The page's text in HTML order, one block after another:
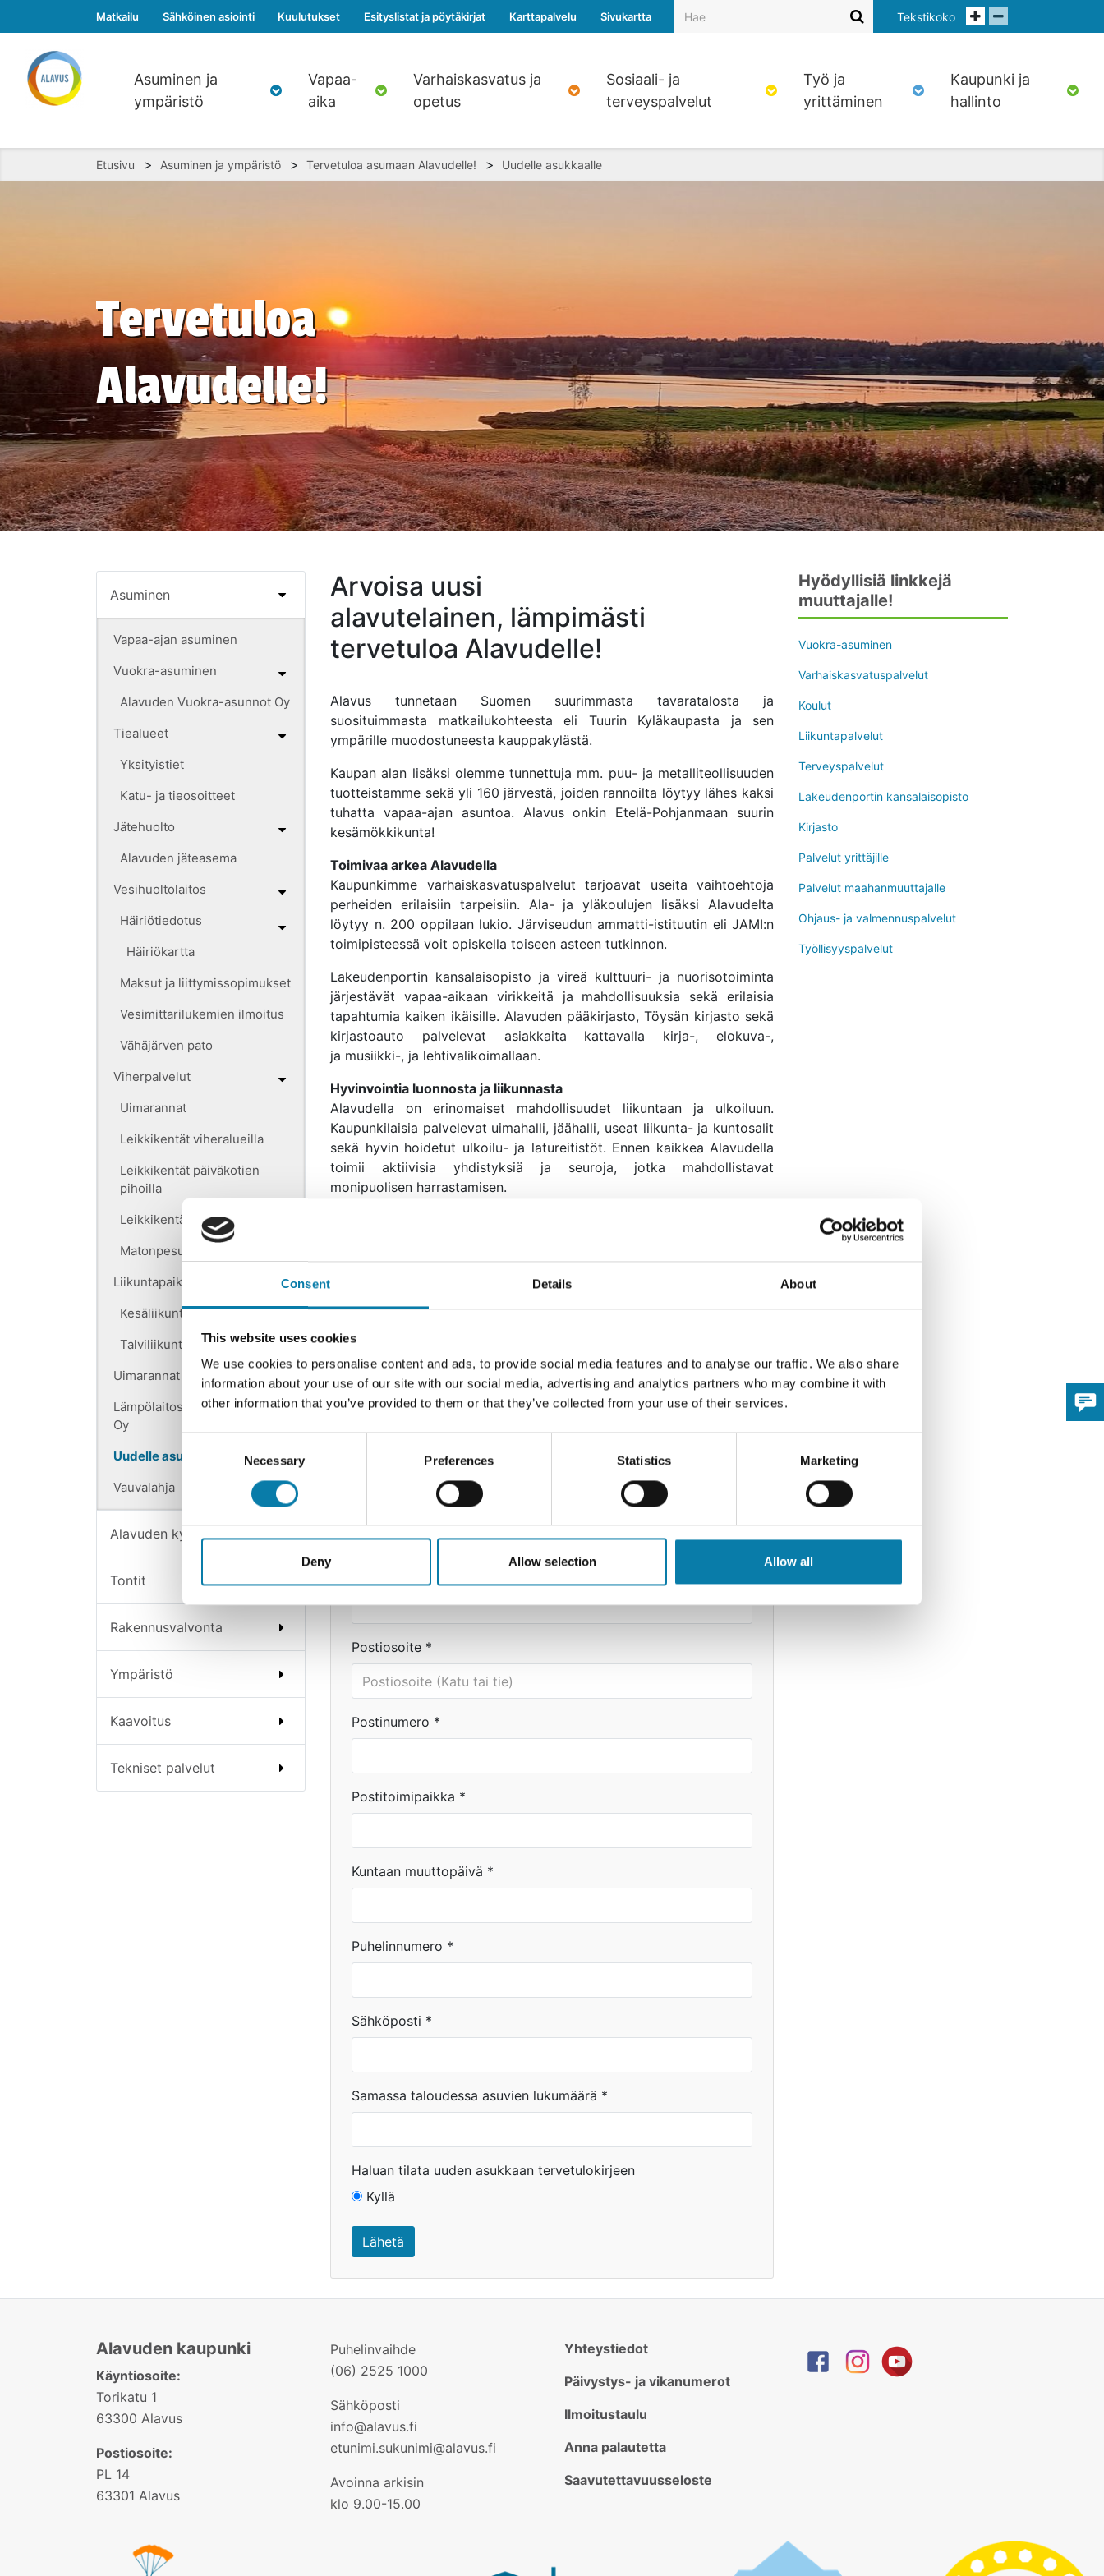
Consent Details About
This website uses cookies
We use cookies to personalise content and ads, to provide social media features and to analyse our traffic. We also share
information about your use of our site with our social media, advertising and analytics partners who may combine it with
other information that you’ve provided to them or that they’ve collected from your use of their services.
Selection
Necessary Preferences Statistics Marketing
Deny Allow selection Allow all
Matkailu Sähköinen asiointi Kuulutukset Esityslistat ja pöytäkirjat Karttapalvelu Sivukartta Tekstikoko
Asuminen ja
ympäristö
Vapaa-
aika
Varhaiskasvatus ja
opetus
Sosiaali- ja
terveyspalvelut
Työ ja
yrittäminen
Kaupunki ja
hallinto
Etusivu > Asuminen ja ympäristö > Tervetuloa asumaan Alavudelle! > Uudelle asukkaalle
Tervetuloa
Alavudelle!
Asuminen
Vapaa-ajan asuminen
Vuokra-asuminen
Alavuden Vuokra-asunnot Oy
Tiealueet
Yksityistiet
Katu- ja tieosoitteet
Jätehuolto
Alavuden jäteasema
Vesihuoltolaitos
Häiriötiedotus
Häiriökartta
Maksut ja liittymissopimukset
Vesimittarilukemien ilmoitus
Vähäjärven pato
Viherpalvelut
Uimarannat
Leikkikentät viheralueilla
Leikkikentät päiväkotien
pihoilla
Leikkikentät koulujen pihoilla
Matonpesupaikat
Liikuntapaikat
Kesäliikunta
Talviliikunta
Uimarannat
Lämpölaitos Alavuden Lämpö
Oy
Uudelle asukkaalle
Vauvalahja
Alavuden kylät
Tontit
Rakennusvalvonta
Ympäristö
Kaavoitus
Tekniset palvelut
Arvoisa uusi
alavutelainen, lämpimästi
tervetuloa Alavudelle!
Alavus tunnetaan Suomen suurimmasta tavaratalosta ja
suosituimmasta matkailukohteesta eli Tuurin Kyläkaupasta ja sen
ympärille muodostuneesta kauppakylästä.
Kaupan alan lisäksi olemme tunnettuja mm. puu- ja metalliteollisuuden
tuotteistamme sekä yli 160 järvestä, joiden rannoilta löytyy lähes kaksi
tuhatta vapaa-ajan asuntoa. Alavus onkin Etelä-Pohjanmaan suurin
kesämökkikunta!
Toimivaa arkea Alavudella
Kaupunkimme varhaiskasvatuspalvelut tarjoavat useita vaihtoehtoja
perheiden erilaisiin tarpeisiin. Ala- ja yläkoulujen lisäksi Alavudelta
löytyy n. 200 oppilaan lukio. Järviseudun ammatti-istituutin eli JAMI:n
toimipisteessä voit opiskella toiseen asteen tutkinnon.
Lakeudenportin kansalaisopisto ja vireä kulttuuri- ja nuorisotoiminta
järjestävät vapaa-aikaan virikkeitä ja mahdollisuuksia sekä erilaisia
tapahtumia kaiken ikäisille. Alavuden pääkirjasto, Töysän kirjasto sekä
kirjastoauto palvelevat asiakkaita kattavalla kirja-, elokuva-,
ja musiikki-, ja lehtivalikoimallaan.
Hyvinvointia luonnosta ja liikunnasta
Alavudella on erinomaiset mahdollisuudet liikuntaan ja ulkoiluun.
Kaupunkilaisia palvelevat uimahalli, jäähalli, useat liikunta- ja kuntosalit
sekä hyvin hoidetut ulkoilu- ja latureitistöt. Ennen kaikkea Alavudella
toimii aktiivisia yhdistyksiä ja seuroja, jotka mahdollistavat
monipuolisen harrastamisen.
terveydenhuollon sekä pelastuslaitoksen palveluista ja ajantasaiset
yhteystiedot löydät hyvinvointialueen verkkosivuilta osoitteesta
Uuden asukkaan tervetulolahja
Täyttämällä oheisen lomakkeen lähetämme kaikille uusille asukkaille
pienen tervetulokirjeen ja muistamisen. Riittää, että yksi aikuinen
perheessä täyttää lomakkeeseen kaikkien perheenjäsenten tiedot.
Postiosoite *
Postinumero *
Postitoimipaikka *
Kuntaan muuttopäivä *
Puhelinnumero *
Sähköposti *
Samassa taloudessa asuvien lukumäärä *
Haluan tilata uuden asukkaan tervetulokirjeen
Kyllä
Lähetä
Hyödyllisiä linkkejä
muuttajalle!
Vuokra-asuminenAvaa uudessa ikkunassa
VarhaiskasvatuspalvelutAvaa uudessa ikkunassa
KoulutAvaa uudessa ikkunassa
LiikuntapalvelutAvaa uudessa ikkunassa
TerveyspalvelutAvaa uudessa ikkunassa
Lakeudenportin kansalaisopistoAvaa uudessa ikkunassa
KirjastoAvaa uudessa ikkunassa
Palvelut yrittäjilleAvaa uudessa ikkunassa
Palvelut maahanmuuttajalleAvaa uudessa ikkunassa
Ohjaus- ja valmennuspalvelutAvaa uudessa ikkunassa
TyöllisyyspalvelutAvaa uudessa ikkunassa
Alavuden kaupunki
Käyntiosoite:
Torikatu 1
63300 Alavus
Postiosoite:
PL 14
63301 Alavus
Puhelinvaihde
(06) 2525 1000
Sähköposti
info@alavus.fi
etunimi.sukunimi@alavus.fi
Avoinna arkisin
klo 9.00-15.00
Yhteystiedot
Päivystys- ja vikanumerot
Ilmoitustaulu
Anna palautetta
Saavutettavuusseloste